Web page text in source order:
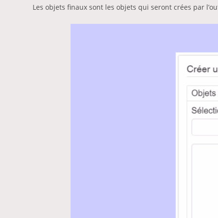
Les objets finaux sont les objets qui seront crées par